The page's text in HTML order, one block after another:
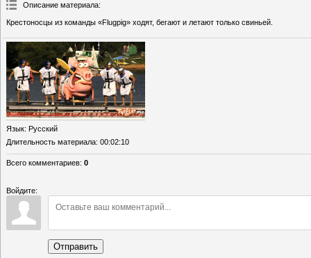
Описание материала:
Крестоносцы из команды «Flugpig» ходят, бегают и летают только свиньей.
Язык: Русский
Длительность материала: 00:02:10
Всего комментариев: 0
Войдите:
Отправить